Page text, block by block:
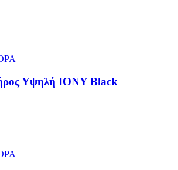
Υψηλή IONY Black